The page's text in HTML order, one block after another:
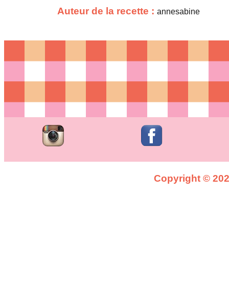
Auteur de la recette : annesabine
Copyright ©